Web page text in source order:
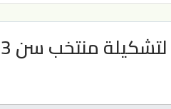
منتخب سن 23